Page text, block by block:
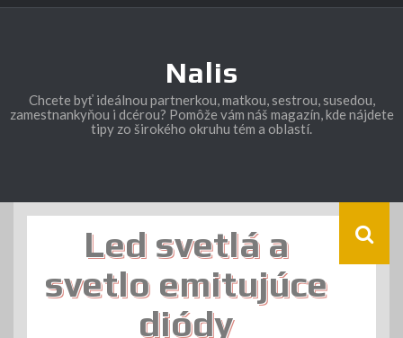
Skip
Nalis
Chcete byť ideálnou partnerkou, matkou, sestrou, susedou,
zamestnankyňou i dcérou? Pomôže vám náš magazín, kde nájdete
tipy zo širokého okruhu tém a oblastí.
Led svetlá a
svetlo emitujúce
diódy